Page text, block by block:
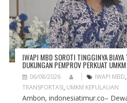
IWAPI MBD SOROTI TINGGINYA
DUKUNGAN PEMPROV PERKUAT
06/08/2026 IWAPI MBD,
TRANSPORTASI, UMKM KEPULAUAN
Ambon, indonesiatimur.co–